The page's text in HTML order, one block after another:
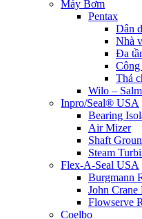
Máy Bơm
Pentax
Dân
Nhà
Đa
Thả
Wilo –
Inpro/Seal® USA
Bearing
Air Mizer
Shaft
Steam
Flex-A-Seal USA
Burgmann
John Crane
Flowserve
Coelbo